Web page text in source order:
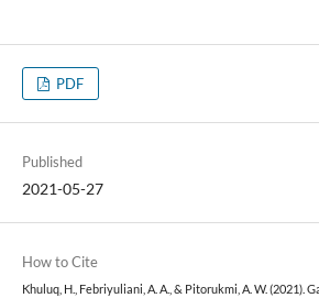
PDF
Published
2021-05-27
How to Cite
Khuluq, H., Febriyuliani, A. A., & Pitorukmi, A. W. (2021).